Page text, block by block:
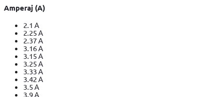
Amperaj (A)
2.1 A
2.25 A
2.37 A
3.16 A
3.15 A
3.25 A
3.33 A
3.42 A
3.5 A
3.9 A